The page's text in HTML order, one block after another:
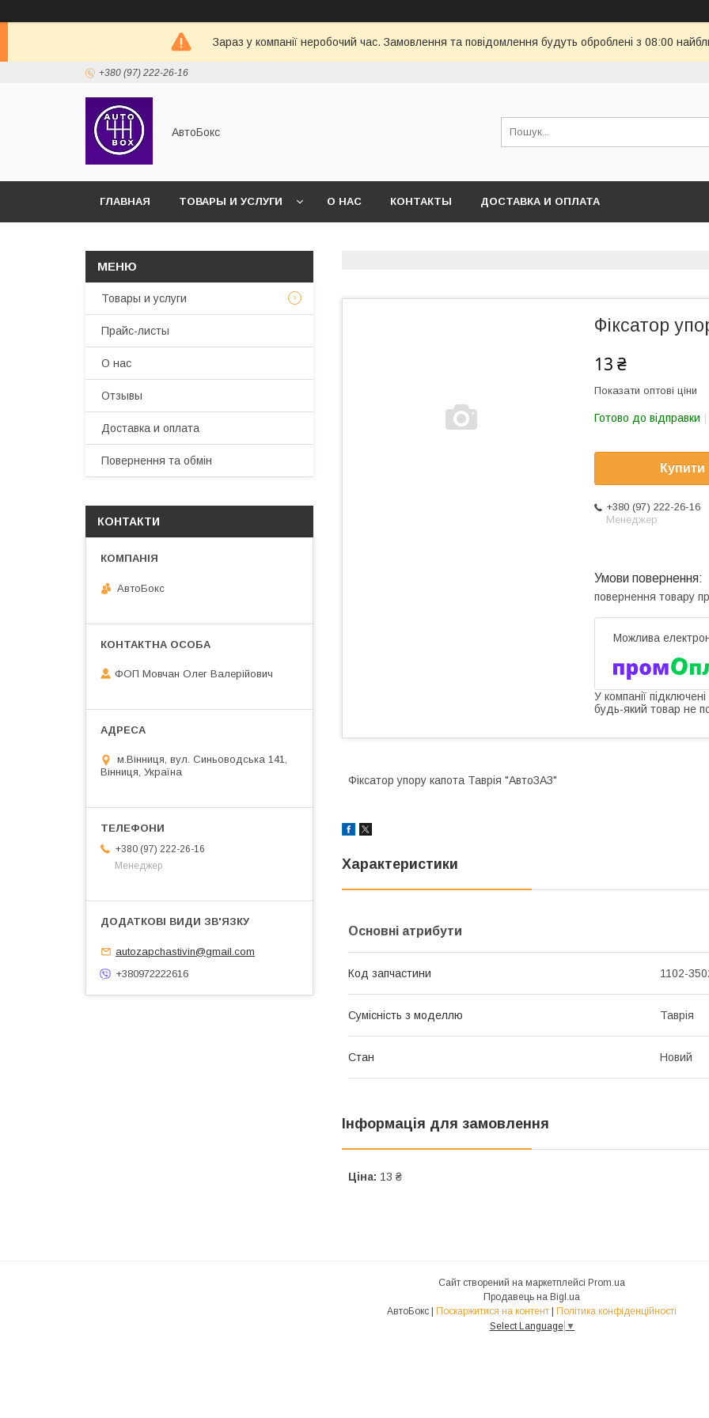
Зараз у компанії неробочий час. Замовлення та повідомлення будуть оброблені з 08:00
+380 (97) 222-26-16
АвтоБокс
ГЛАВНАЯ ТОВАРЫ И УСЛУГИ О НАС КОНТАКТЫ ДОСТАВКА И ОПЛАТА
Фіксатор
13 ₴
Показати оптові ціни
Готово до відправки
Купити
+380 (97) 222-26-16
Менеджер
повернення товару
У компанії
будь-який товар не
Фіксатор упору капота Таврія "АвтоЗАЗ"
Характеристики
Основні атрибути
Код запчастини 1102-
Сумісність з моделлю Таврія
Стан Новий
Інформація для замовлення
Ціна: 13 ₴
Товары и услуги
Прайс-листы
О нас
Отзывы
Доставка и оплата
Повернення та обмін
КОНТАКТИ
АвтоБокс
ФОП Мовчан Олег Валерійович
м.Вінниця, вул. Синьоводська 141,
Вінниця, Україна
+380 (97) 222-26-16
Менеджер
autozapchastivin@gmail.com
+380972222616
Сайт створений на маркетплейсі Prom.ua
Продавець на Bigl.ua
АвтоБокс | Поскаржитися на контент | Політика конфіденційності
Select Language ▼